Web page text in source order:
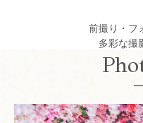
前撮り・フ
多彩な撮